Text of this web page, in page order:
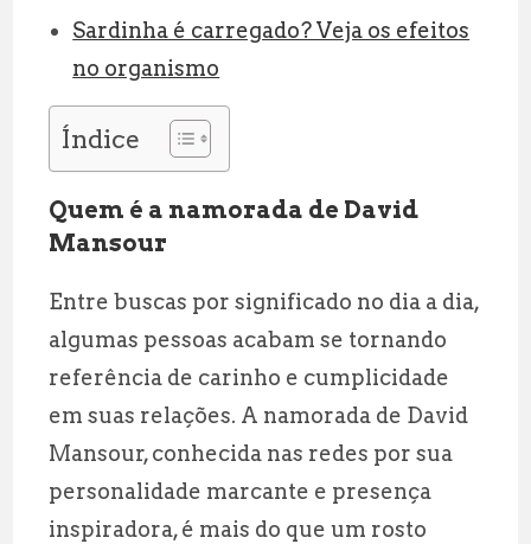
Sardinha é carregado? Veja os efeitos
no organismo
Índice
Quem é a namorada de David
Mansour
Entre buscas por significado no dia a dia,
algumas pessoas acabam se tornando
referência de carinho e cumplicidade
em suas relações. A namorada de David
Mansour, conhecida nas redes por sua
personalidade marcante e presença
inspiradora, é mais do que um rosto